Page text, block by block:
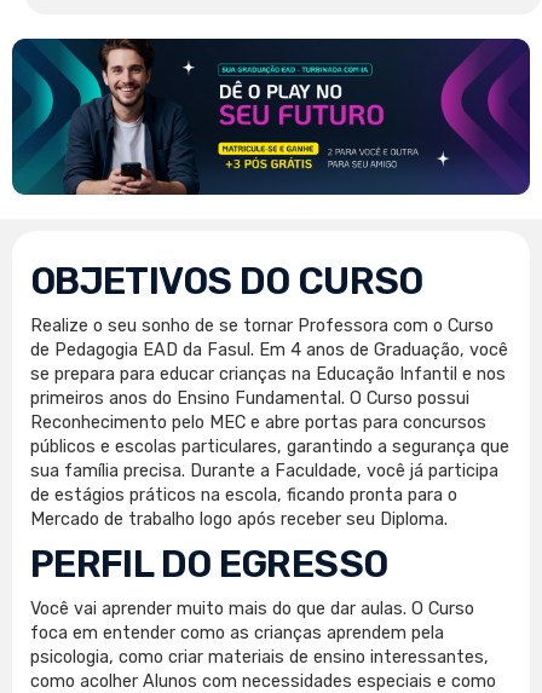
OBJETIVOS DO CURSO
Realize o seu sonho de se tornar Professora com o Curso
de Pedagogia EAD da Fasul. Em 4 anos de Graduação, você
se prepara para educar crianças na Educação Infantil e nos
primeiros anos do Ensino Fundamental. O Curso possui
Reconhecimento pelo MEC e abre portas para concursos
públicos e escolas particulares, garantindo a segurança que
sua família precisa. Durante a Faculdade, você já participa
de estágios práticos na escola, ficando pronta para o
Mercado de trabalho logo após receber seu Diploma.
PERFIL DO EGRESSO
Você vai aprender muito mais do que dar aulas. O Curso
foca em entender como as crianças aprendem pela
psicologia, como criar materiais de ensino interessantes,
como acolher Alunos com necessidades especiais e como